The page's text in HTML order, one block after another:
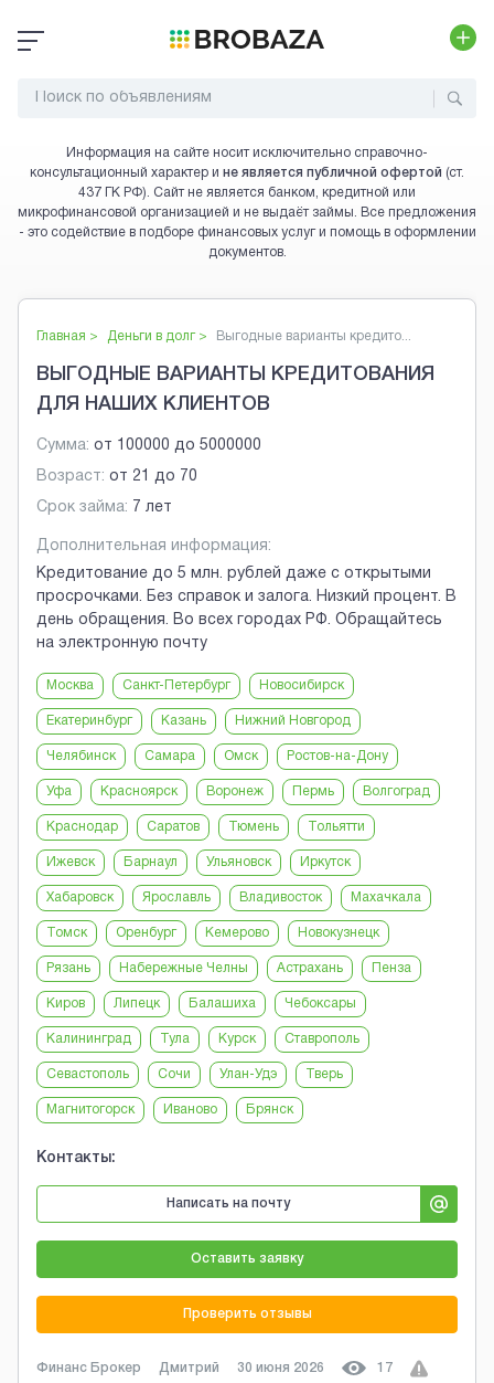
Информация на сайте носит исключительно справочно-
консультационный характер и не является публичной офертой (ст.
437 ГК РФ). Сайт не является банком, кредитной или
микрофинансовой организацией и не выдаёт займы. Все предложения
- это содействие в подборе финансовых услуг и помощь в оформлении
документов.
Главная > Деньги в долг> Выгодные варианты кредито...
ВЫГОДНЫЕ ВАРИАНТЫ КРЕДИТОВАНИЯ
ДЛЯ НАШИХ КЛИЕНТОВ
Сумма: от 100000 до 5000000
Возраст: от 21 до 70
Срок займа: 7 лет
Дополнительная информация:
Кредитование до 5 млн. рублей даже с открытыми
просрочками. Без справок и залога. Низкий процент. В
день обращения. Во всех городах РФ. Обращайтесь
на электронную почту
Москва Санкт-Петербург Новосибирск
Екатеринбург Казань Нижний Новгород
Челябинск Самара Омск Ростов-на-Дону
Уфа Красноярск Воронеж Пермь Волгоград
Краснодар Саратов Тюмень Тольятти
Ижевск Барнаул Ульяновск Иркутск
Хабаровск Ярославль Владивосток Махачкала
Томск Оренбург Кемерово Новокузнецк
Рязань Набережные Челны Астрахань Пенза
Киров Липецк Балашиха Чебоксары
Калининград Тула Курск Ставрополь
Севастополь Сочи Улан-Удэ Тверь
Магнитогорск Иваново Брянск
Контакты:
Написать на почту
Оставить заявку
Проверить отзывы
Финанс Брокер Дмитрий 30 июня 2026 17